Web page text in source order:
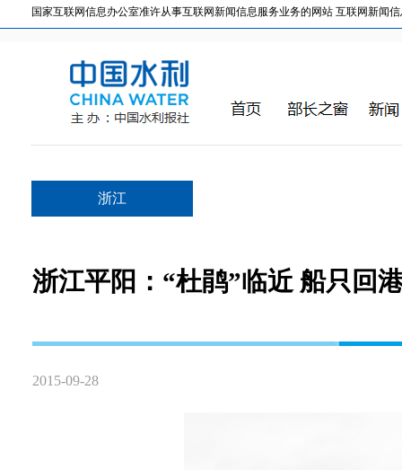
国家互联网信息办公室准许从事互联网新闻信息服务业务的网站 互联网新闻信
浙江
浙江平阳：“杜鹃”临近 船只回
2015-09-28